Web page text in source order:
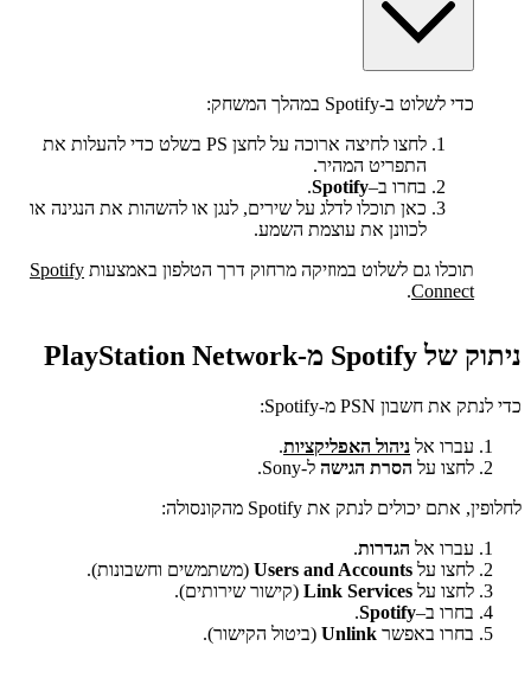
כדי לשלוט ב-Spotify במהלך המשחק:
לחצו לחיצה ארוכה על לחצן PS בשלט כדי להעלות את
התפריט המהיר.
בחרו ב–Spotify
.
כאן תוכלו לדלג על שירים, לנגן או להשהות את הנגינה או
לכוונן את עוצמת השמע.
תוכלו גם לשלוט במוזיקה מרחוק דרך הטלפון באמצעות Spotify
Connect
.
ניתוק של Spotify מ-PlayStation Network
כדי לנתק את חשבון PSN מ-Spotify:
עברו אל ניהול האפליקציות.
לחצו על הסרת הגישה ל-Sony.
לחלופין, אתם יכולים לנתק את Spotify מהקונסולה:
עברו אל הגדרות.
לחצו על
(משתמשים וחשבונות).
לחצו על Link Services (קישור שירותים).
בחרו ב–Spotify
.
בחרו באפשר
(ביטול הקישור).